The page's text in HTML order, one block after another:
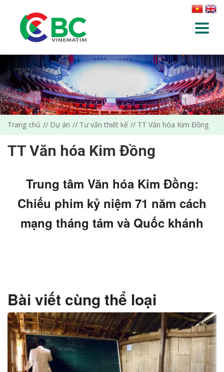
Trang chủ Dự án Tư vấn thiết kế TT Văn hóa Kim Đồng
TT Văn hóa Kim Đồng
Trung tâm Văn hóa Kim Đồng:
Chiếu phim kỷ niệm 71 năm cách
mạng tháng tám và Quốc khánh
Bài viết cùng thể loại